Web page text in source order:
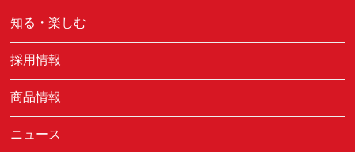
知る・楽しむ
採用情報
商品情報
ニュース